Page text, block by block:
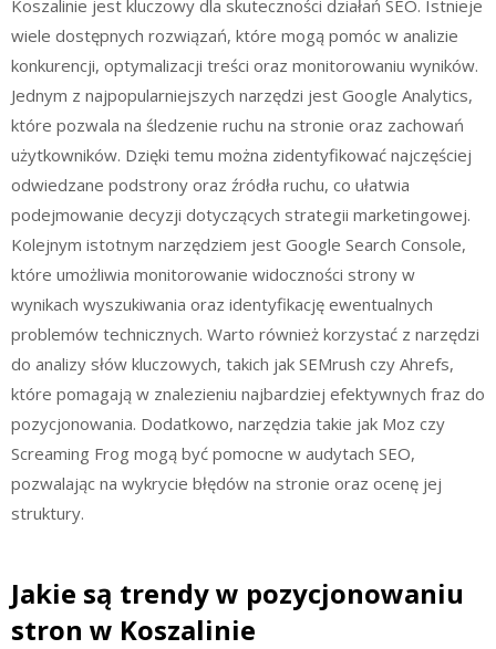
Koszalinie jest kluczowy dla skuteczności działań SEO. Istnieje
wiele dostępnych rozwiązań, które mogą pomóc w analizie
konkurencji, optymalizacji treści oraz monitorowaniu wyników.
Jednym z najpopularniejszych narzędzi jest Google Analytics,
które pozwala na śledzenie ruchu na stronie oraz zachowań
użytkowników. Dzięki temu można zidentyfikować najczęściej
odwiedzane podstrony oraz źródła ruchu, co ułatwia
podejmowanie decyzji dotyczących strategii marketingowej.
Kolejnym istotnym narzędziem jest Google Search Console,
które umożliwia monitorowanie widoczności strony w
wynikach wyszukiwania oraz identyfikację ewentualnych
problemów technicznych. Warto również korzystać z narzędzi
do analizy słów kluczowych, takich jak SEMrush czy Ahrefs,
które pomagają w znalezieniu najbardziej efektywnych fraz do
pozycjonowania. Dodatkowo, narzędzia takie jak Moz czy
Screaming Frog mogą być pomocne w audytach SEO,
pozwalając na wykrycie błędów na stronie oraz ocenę jej
struktury.
Jakie są trendy w pozycjonowaniu
stron w Koszalinie